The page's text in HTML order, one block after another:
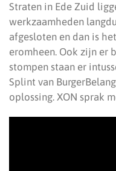
Straten in Ede Zuid
werkzaamheden
afgesloten en dan is
eromheen. Ook zijn er
stompen staan er
Splint van
oplossing. XON sprak